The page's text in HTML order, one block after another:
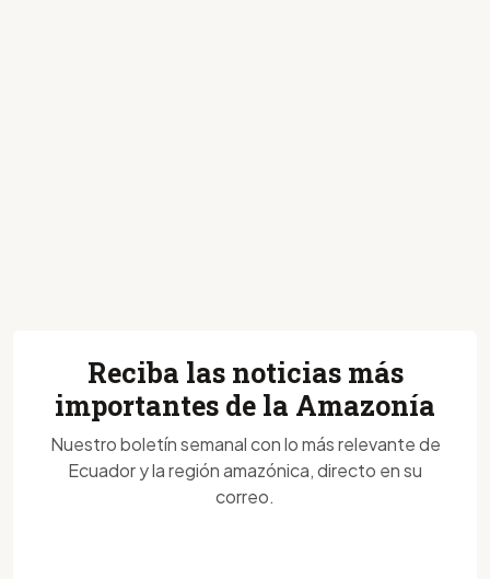
Reciba las noticias más
importantes de la Amazonía
Nuestro boletín semanal con lo más relevante de
Ecuador y la región amazónica, directo en su
correo.